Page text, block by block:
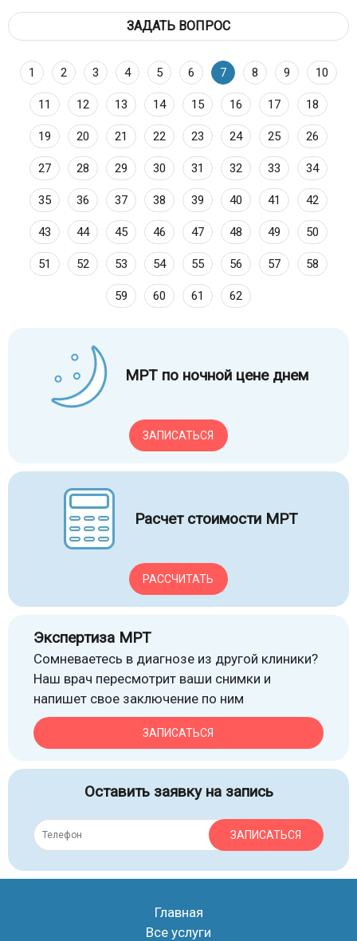
МРТ по ночной цене днем
ЗАПИСАТЬСЯ
Расчет стоимости МРТ
РАССЧИТАТЬ
Экспертиза МРТ
Сомневаетесь в диагнозе из другой клиники?
Наш врач пересмотрит ваши снимки и
напишет свое заключение по ним
ЗАПИСАТЬСЯ
Оставить заявку на запись
ЗАПИСАТЬСЯ
ЗАДАТЬ ВОПРОС
1 2 3 4 5 6 7 8 9 10
11 12 13 14 15 16 17 18
19 20 21 22 23 24 25 26
27 28 29 30 31 32 33 34
35 36 37 38 39 40 41 42
43 44 45 46 47 48 49 50
51 52 53 54 55 56 57 58
59 60 61 62
Главная
Все услуги